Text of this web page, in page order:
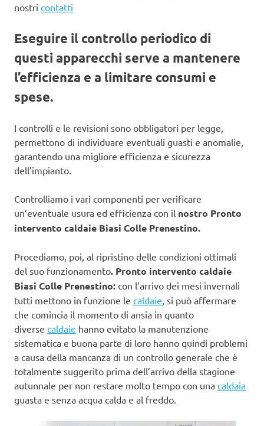
nostri contatti
Eseguire il controllo periodico di
questi apparecchi serve a mantenere
l’efficienza e a limitare consumi e
spese.
I controlli e le revisioni sono obbligatori per legge,
permettono di individuare eventuali guasti e anomalie,
garantendo una migliore efficienza e sicurezza
dell’impianto.
Controlliamo i vari componenti per verificare
un’eventuale usura ed efficienza con il nostro Pronto
intervento caldaie Biasi Colle Prenestino.
Procediamo, poi, al ripristino delle condizioni ottimali
del suo funzionamento. Pronto intervento caldaie
Biasi Colle Prenestino: con l’arrivo dei mesi invernali
tutti mettono in funzione le caldaie , si può affermare
che comincia il momento di ansia in quanto
diverse caldaie hanno evitato la manutenzione
sistematica e buona parte di loro hanno quindi problemi
a causa della mancanza di un controllo generale che è
totalmente suggerito prima dell’arrivo della stagione
autunnale per non restare molto tempo con una caldaia
guasta e senza acqua calda e al freddo.